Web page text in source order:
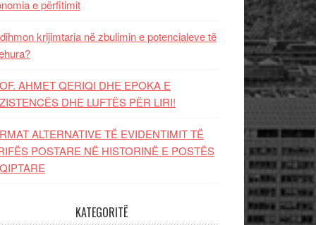
e përfitimit
krijimtaria në zbulimin e potencialeve të
AHMET QERIQI DHE EPOKA E
DHE LUFTЁS PЁR LIRI!
ALTERNATIVE TË EVIDENTIMIT TË
POSTARE NË HISTORINË E POSTËS
KATEGORITË